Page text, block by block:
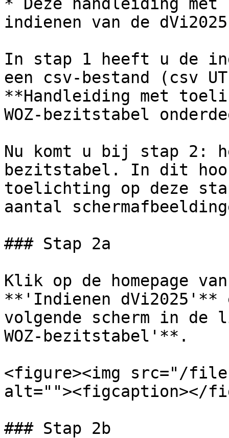
indienen van de dVi2025
In stap 1 heeft u de
een csv-bestand (csv
**Handleiding met
WOZ-bezitstabel
Nu komt u bij stap 2:
bezitstabel. In dit
toelichting op deze
aantal
### Stap 2a
Klik op de homepage
**'Indienen dVi2025'**
volgende scherm in de
WOZ-bezitstabel'**.
<figure><img src="/files/
alt=""><figcaption></
### Stap 2b